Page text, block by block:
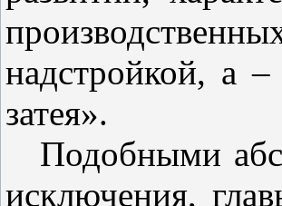
надстройкой, а –
затея».
Подобными
исключения,